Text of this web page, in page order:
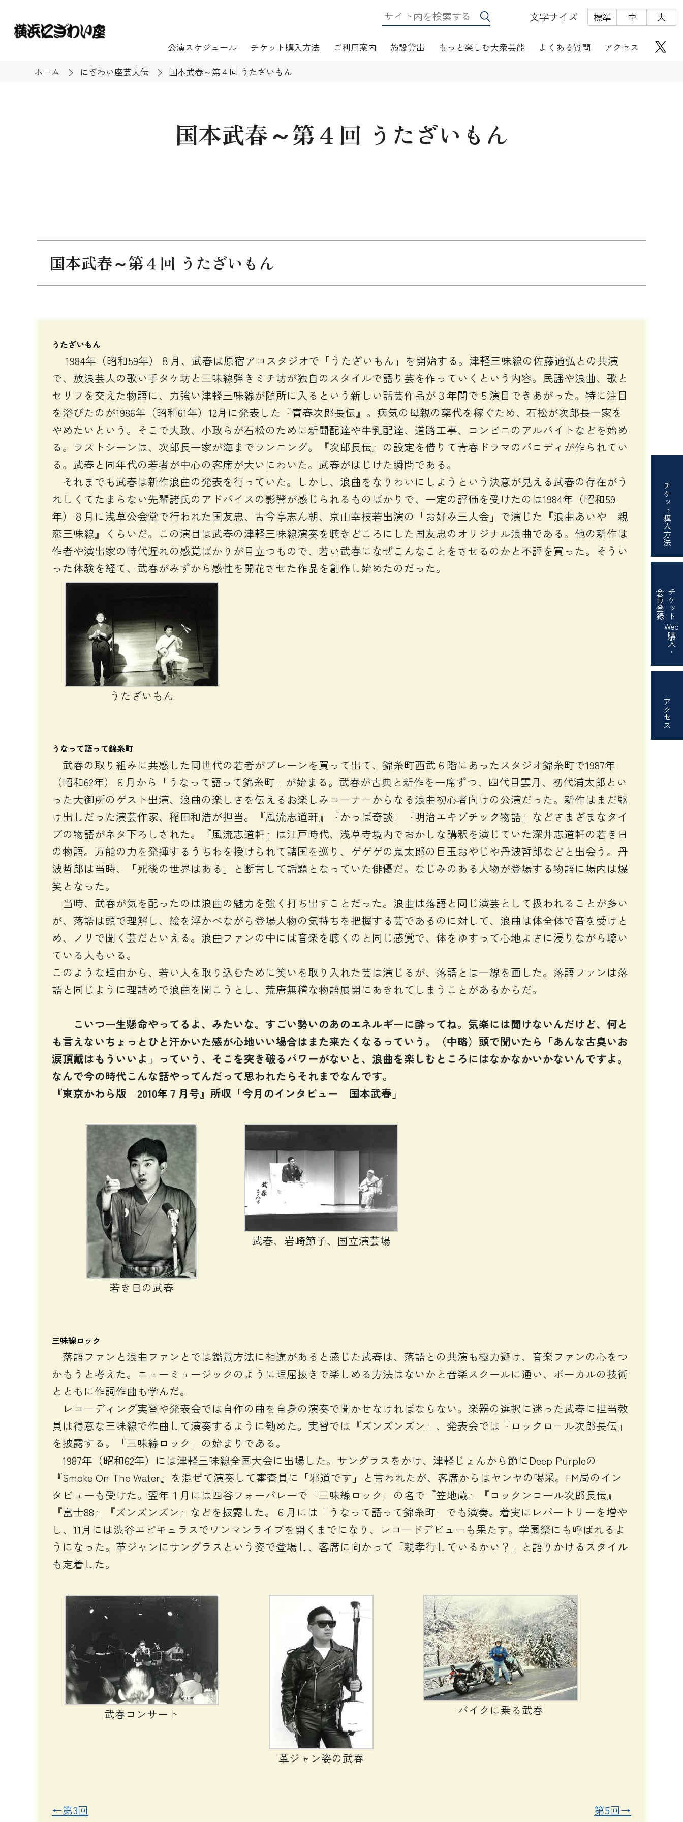
文字サイズ 標準 中 大
公演スケジュール チケット購入方法
団体のお客様へ
ご利用案内
開館時間・休館日・アクセス フロアマップ 座席表
施設貸出
利用料金 施設資料
もっと楽しむ大衆芸能
ワークショップ にぎわい座芸人伝
よくある質問 アクセス
チケット
購入方法
チケット
Web
購入・
会員登録
アクセス
ホーム にぎわい座芸人伝 国本武春～第４回 うたざいもん
国本武春～第４回 うたざいもん
国本武春～第４回 うたざいもん
うたざいもん
1984年（昭和59年）８月、武春は原宿アコスタジオで「うたざいもん」を開始する。津軽三味線の佐藤通弘との共演
で、放浪芸人の歌い手タケ坊と三味線弾きミチ坊が独自のスタイルで語り芸を作っていくという内容。民謡や浪曲、歌と
セリフを交えた物語に、力強い津軽三味線が随所に入るという新しい話芸作品が３年間で５演目できあがった。特に注目
を浴びたのが1986年（昭和61年）12月に発表した『青春次郎長伝』。病気の母親の薬代を稼ぐため、石松が次郎長一家を
やめたいという。そこで大政、小政らが石松のために新聞配達や牛乳配達、道路工事、コンビニのアルバイトなどを始め
る。ラストシーンは、次郎長一家が海までランニング。『次郎長伝』の設定を借りて青春ドラマのパロディが作られてい
る。武春と同年代の若者が中心の客席が大いにわいた。武春がはじけた瞬間である。
それまでも武春は新作浪曲の発表を行っていた。しかし、浪曲をなりわいにしようという決意が見える武春の存在がう
れしくてたまらない先輩諸氏のアドバイスの影響が感じられるものばかりで、一定の評価を受けたのは1984年（昭和59
年）８月に浅草公会堂で行われた国友忠、古今亭志ん朝、京山幸枝若出演の「お好み三人会」で演じた『浪曲あいや 親
恋三味線』くらいだ。この演目は武春の津軽三味線演奏を聴きどころにした国友忠のオリジナル浪曲である。他の新作は
作者や演出家の時代遅れの感覚ばかりが目立つもので、若い武春になぜこんなことをさせるのかと不評を買った。そうい
った体験を経て、武春がみずから感性を開花させた作品を創作し始めたのだった。
うたざいもん
うなって語って錦糸町
武春の取り組みに共感した同世代の若者がブレーンを買って出て、錦糸町西武６階にあったスタジオ錦糸町で1987年
（昭和62年）６月から「うなって語って錦糸町」が始まる。武春が古典と新作を一席ずつ、四代目雲月、初代浦太郎とい
った大御所のゲスト出演、浪曲の楽しさを伝えるお楽しみコーナーからなる浪曲初心者向けの公演だった。新作はまだ駆
け出しだった演芸作家、稲田和浩が担当。『風流志道軒』『かっぱ奇談』『明治エキゾチック物語』などさまざまなタイ
プの物語がネタ下ろしされた。『風流志道軒』は江戸時代、浅草寺境内でおかしな講釈を演じていた深井志道軒の若き日
の物語。万能の力を発揮するうちわを授けられて諸国を巡り、ゲゲゲの鬼太郎の目玉おやじや丹波哲郎などと出会う。丹
波哲郎は当時、「死後の世界はある」と断言して話題となっていた俳優だ。なじみのある人物が登場する物語に場内は爆
笑となった。
当時、武春が気を配ったのは浪曲の魅力を強く打ち出すことだった。浪曲は落語と同じ演芸として扱われることが多い
が、落語は頭で理解し、絵を浮かべながら登場人物の気持ちを把握する芸であるのに対して、浪曲は体全体で音を受けと
め、ノリで聞く芸だといえる。浪曲ファンの中には音楽を聴くのと同じ感覚で、体をゆすって心地よさに浸りながら聴い
ている人もいる。
このような理由から、若い人を取り込むために笑いを取り入れた芸は演じるが、落語とは一線を画した。落語ファンは落
語と同じように理詰めで浪曲を聞こうとし、荒唐無稽な物語展開にあきれてしまうことがあるからだ。
こいつ一生懸命やってるよ、みたいな。すごい勢いのあのエネルギーに酔ってね。気楽には聞けないんだけど、何と
も言えないちょっとひと汗かいた感が心地いい場合はまた来たくなるっていう。（中略）頭で聞いたら「あんな古臭いお
涙頂戴はもういいよ」っていう、そこを突き破るパワーがないと、浪曲を楽しむところにはなかなかいかないんですよ。
なんで今の時代こんな話やってんだって思われたらそれまでなんです。
『東京かわら版 2010年７月号』所収「今月のインタビュー 国本武春」
若き日の武春
武春、岩崎節子、国立演芸場
三味線ロック
落語ファンと浪曲ファンとでは鑑賞方法に相違があると感じた武春は、落語との共演も極力避け、音楽ファンの心をつ
かもうと考えた。ニューミュージックのように理屈抜きで楽しめる方法はないかと音楽スクールに通い、ボーカルの技術
とともに作詞作曲も学んだ。
レコーディング実習や発表会では自作の曲を自身の演奏で聞かせなければならない。楽器の選択に迷った武春に担当教
員は得意な三味線で作曲して演奏するように勧めた。実習では『ズンズンズン』、発表会では『ロックロール次郎長伝』
を披露する。「三味線ロック」の始まりである。
1987年（昭和62年）には津軽三味線全国大会に出場した。サングラスをかけ、津軽じょんから節にDeep Purpleの
『Smoke On The Water』を混ぜて演奏して審査員に「邪道です」と言われたが、客席からはヤンヤの喝采。FM局のイン
タビューも受けた。翌年１月には四谷フォーバレーで「三味線ロック」の名で『笠地蔵』『ロックンロール次郎長伝』
『富士88』『ズンズンズン』などを披露した。６月には「うなって語って錦糸町」でも演奏。着実にレパートリーを増や
し、11月には渋谷エピキュラスでワンマンライブを開くまでになり、レコードデビューも果たす。学園祭にも呼ばれるよ
うになった。革ジャンにサングラスという姿で登場し、客席に向かって「親孝行しているかい？」と語りかけるスタイル
も定着した。
武春コンサート
革ジャン姿の武春
バイクに乗る武春
←第3回 第5回→